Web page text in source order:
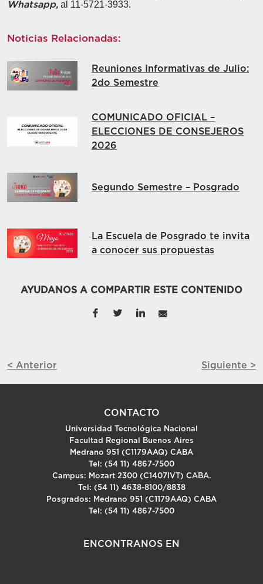
Whatsapp, al 11-5721-3933.
Noticias Relacionadas:
Reuniones Informativas de Julio:
2do Semestre
COMUNICADO OFICIAL –
ELECCIONES DE CONSEJEROS
2026
Segundo Semestre – Posgrado
La Escuela de Posgrado te invita
a conocer sus propuestas
AYUDANOS A COMPARTIR ESTE CONTENIDO
< Anterior Siguiente >
CONTACTO
Universidad Tecnológica Nacional
Facultad Regional Buenos Aires
Medrano 951 (C1179AAQ) CABA
Tel: (54 11) 4867-7500
Campus: Mozart 2300 (C1407IVT) CABA.
Tel: (54 11) 4638-8100/8838
Posgrados: Medrano 951 (C1179AAQ) CABA
Tel: (54 11) 4867-7500
ENCONTRANOS EN